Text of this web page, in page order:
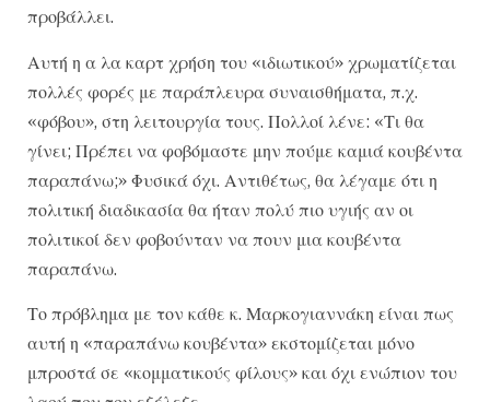
προβάλλει.
Αυτή η α λα καρτ χρήση του «ιδιωτικού» χρωματίζεται
πολλές φορές με παράπλευρα συναισθήματα, π.χ.
«φόβου», στη λειτουργία τους. Πολλοί λένε: «Τι θα
γίνει; Πρέπει να φοβόμαστε μην πούμε καμιά κουβέντα
παραπάνω;» Φυσικά όχι. Αντιθέτως, θα λέγαμε ότι η
πολιτική διαδικασία θα ήταν πολύ πιο υγιής αν οι
πολιτικοί δεν φοβούνταν να πουν μια κουβέντα
παραπάνω.
Το πρόβλημα με τον κάθε κ. Μαρκογιαννάκη είναι πως
αυτή η «παραπάνω κουβέντα» εκστομίζεται μόνο
μπροστά σε «κομματικούς φίλους» και όχι ενώπιον του